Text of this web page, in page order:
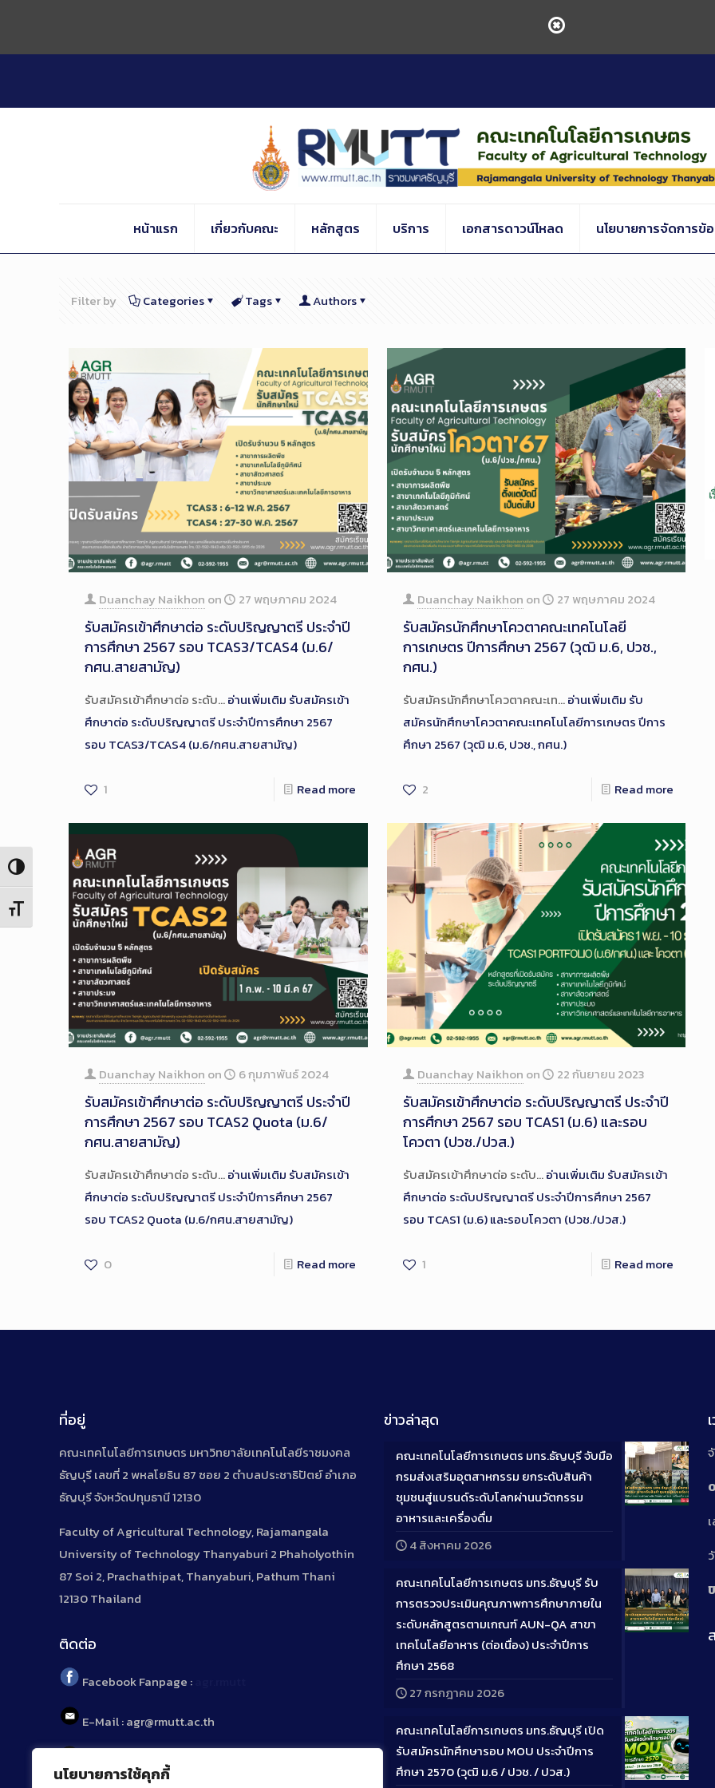
นโยบายการใช้คุกกี้
Content
Toggle High Contrast
Toggle Font size
หน้าแรก เกี่ยวกับคณะ หลักสูตร บริการ เอกสารดาวน์โหลด นโยบายการจัดการข้
Filter by Categories Tags Authors
Duanchay Naikhon on 27 พฤษภาคม 2024
รับสมัครเข้าศึกษาต่อ ระดับปริญญาตรี ประจำปี
การศึกษา 2567 รอบ TCAS3/TCAS4 (ม.6/
กศน.สายสามัญ)
รับสมัครเข้าศึกษาต่อ ระดับ…อ่านเพิ่มเติม รับสมัครเข้า
ศึกษาต่อ ระดับปริญญาตรี ประจำปีการศึกษา 2567
รอบ TCAS3/TCAS4 (ม.6/กศน.สายสามัญ)
1 Read more
Duanchay Naikhon on 27 พฤษภาคม 2024
รับสมัครนักศึกษาโควตาคณะเทคโนโลยี
การเกษตร ปีการศึกษา 2567 (วุฒิ ม.6, ปวช.,
กศน.)
รับสมัครนักศึกษาโควตาคณะเท…อ่านเพิ่มเติม รับ
สมัครนักศึกษาโควตาคณะเทคโนโลยีการเกษตร ปีการ
ศึกษา 2567 (วุฒิ ม.6, ปวช., กศน.)
2 Read more
Duanchay Naikhon on 6 กุมภาพันธ์ 2024
รับสมัครเข้าศึกษาต่อ ระดับปริญญาตรี ประจำปี
การศึกษา 2567 รอบ TCAS2 Quota (ม.6/
กศน.สายสามัญ)
รับสมัครเข้าศึกษาต่อ ระดับ…อ่านเพิ่มเติม รับสมัครเข้า
ศึกษาต่อ ระดับปริญญาตรี ประจำปีการศึกษา 2567
รอบ TCAS2 Quota (ม.6/กศน.สายสามัญ)
0 Read more
Duanchay Naikhon on 22 กันยายน 2023
รับสมัครเข้าศึกษาต่อ ระดับปริญญาตรี ประจำปี
การศึกษา 2567 รอบ TCAS1 (ม.6) และรอบ
โควตา (ปวช./ปวส.)
รับสมัครเข้าศึกษาต่อ ระดับ…อ่านเพิ่มเติม รับสมัครเข้า
ศึกษาต่อ ระดับปริญญาตรี ประจำปีการศึกษา 2567
รอบ TCAS1 (ม.6) และรอบโควตา (ปวช./ปวส.)
1 Read more
ที่อยู่
คณะเทคโนโลยีการเกษตร มหาวิทยาลัยเทคโนโลยีราชมงคล
ธัญบุรี เลขที่ 2 พหลโยธิน 87 ซอย 2 ตำบลประชาธิปัตย์ อำเภอ
ธัญบุรี จังหวัดปทุมธานี 12130
Faculty of Agricultural Technology, Rajamangala
University of Technology Thanyaburi 2 Phaholyothin
87 Soi 2, Prachathipat, Thanyaburi, Pathum Thani
12130 Thailand
ติดต่อ
Facebook Fanpage :
E-Mail : agr@rmutt.ac.th
Tel : 02 592 1955
ข่าวล่าสุด
Long
คณะเทคโนโลยีการเกษตร มทร.ธัญบุรี จับมือ
กรมส่งเสริมอุตสาหกรรม ยกระดับสินค้า
ชุมชนสู่แบรนด์ระดับโลกผ่านนวัตกรรม
อาหารและเครื่องดื่ม
4 สิงหาคม 2026
Long
คณะเทคโนโลยีการเกษตร มทร.ธัญบุรี รับ
การตรวจประเมินคุณภาพการศึกษาภายใน
ระดับหลักสูตรตามเกณฑ์ AUN-QA สาขา
เทคโนโลยีอาหาร (ต่อเนื่อง) ประจำปีการ
ศึกษา 2568
27 กรกฎาคม 2026
Long
คณะเทคโนโลยีการเกษตร มทร.ธัญบุรี เปิด
รับสมัครนักศึกษารอบ MOU ประจำปีการ
ศึกษา 2570 (วุฒิ ม.6 / ปวช. / ปวส.)